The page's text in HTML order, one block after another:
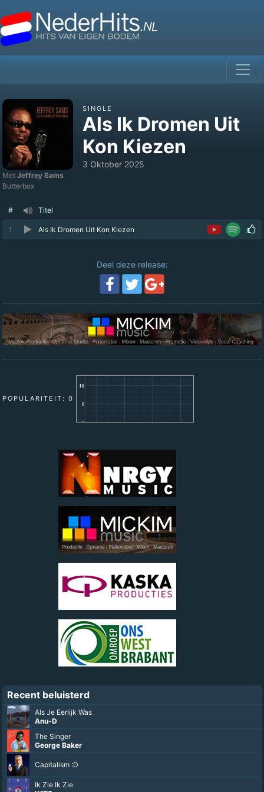
SINGLE
Als Ik Dromen Uit
Kon Kiezen
3 Oktober 2025
Met Jeffrey Sams
Butterbox
# Titel
1 Als Ik Dromen Uit Kon Kiezen
Deel deze release:
POPULARITEIT: 0
Recent beluisterd
Als Je Eerlijk Was
Anu-D
The Singer
George Baker
Capitalism :D
Ik Zie Ik Zie